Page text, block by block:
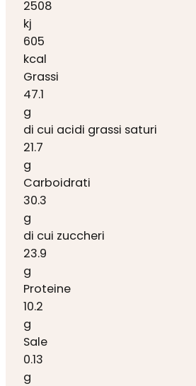
2508
kj
605
kcal
Grassi
47.1
g
di cui acidi grassi saturi
21.7
g
Carboidrati
30.3
g
di cui zuccheri
23.9
g
Proteine
10.2
g
Sale
0.13
g